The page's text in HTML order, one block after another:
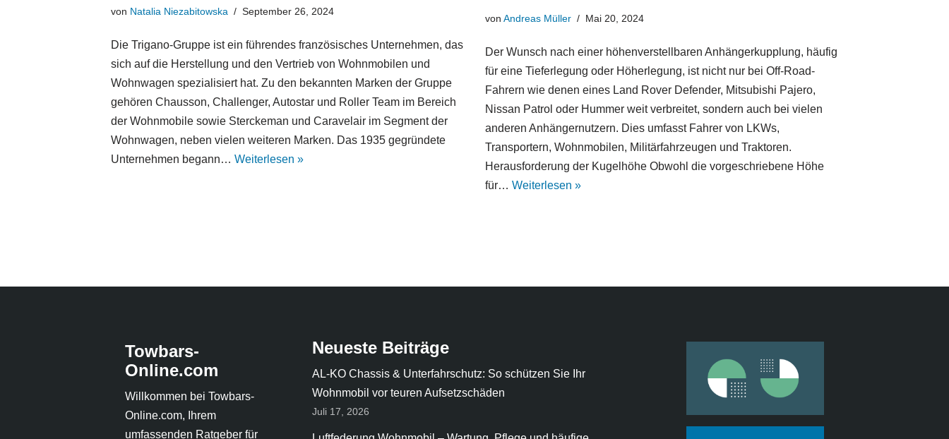
von Natalia Niezabitowska September 26, 2024
Die Trigano-Gruppe ist ein führendes französisches Unternehmen, das
sich auf die Herstellung und den Vertrieb von Wohnmobilen und
Wohnwagen spezialisiert hat. Zu den bekannten Marken der Gruppe
gehören Chausson, Challenger, Autostar und Roller Team im Bereich
der Wohnmobile sowie Sterckeman und Caravelair im Segment der
Wohnwagen, neben vielen weiteren Marken. Das 1935 gegründete
Unternehmen begann… Weiterlesen »
von Andreas Müller Mai 20, 2024
Der Wunsch nach einer höhenverstellbaren Anhängerkupplung, häufig
für eine Tieferlegung oder Höherlegung, ist nicht nur bei Off-Road-
Fahrern wie denen eines Land Rover Defender, Mitsubishi Pajero,
Nissan Patrol oder Hummer weit verbreitet, sondern auch bei vielen
anderen Anhängernutzern. Dies umfasst Fahrer von LKWs,
Transportern, Wohnmobilen, Militärfahrzeugen und Traktoren.
Herausforderung der Kugelhöhe Obwohl die vorgeschriebene Höhe
für… Weiterlesen »
Towbars-
Online.com
Willkommen bei Towbars-
Online.com, Ihrem
umfassenden Ratgeber für
Neueste Beiträge
AL-KO Chassis & Unterfahrschutz: So schützen Sie Ihr
Wohnmobil vor teuren Aufsetzschäden
Juli 17, 2026